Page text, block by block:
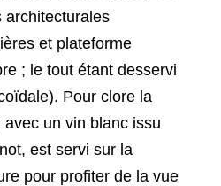
architecturales
et plateforme
; le tout étant desservi
). Pour clore la
un vin blanc issu
est servi sur la
pour profiter de la vue